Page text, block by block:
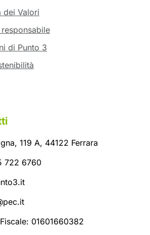
dei Valori
di Punto 3
119 A, 44122 Ferrara
722 6760
01601660382